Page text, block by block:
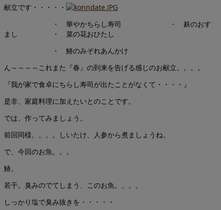
献立です・・・・・
・ 華やかちらし寿司 ・ 麸のおす
まし ・ 菜の花おひたし
・ 鰆のみぞれあんかけ
ん～～～～これまた『春』の到来を告げる感じのお献立。。。。
『我が家で食卓にちらし寿司が出たことがなくて・・・・』
是非、家庭料理に加えたいとのことです。
では、作ってみましょう。
前回同様。。。。しいたけ、人参から煮ましょうね。
で、今回のお魚。。。
鰆。
若干。臭みのでてしまう、このお魚。。。。
しっかり塩で臭み抜きを・・・・・